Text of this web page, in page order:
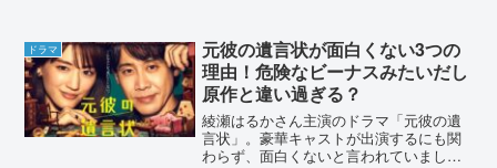
きます。未来への10カウントが面白くな
い3つの理由！ロス...
ドラマ
元彼の遺言状が面白くない3つの
理由！危険なビーナスみたいだし
原作と違い過ぎる？
綾瀬はるかさん主演のドラマ「元彼の遺
言状」。豪華キャストが出演するにも関
わらず、面白くないと言われていまし